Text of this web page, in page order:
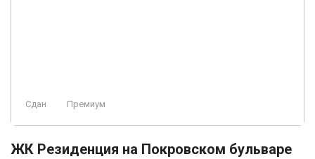
Сдан Премиум
ЖК Резиденция на Покровском бульваре